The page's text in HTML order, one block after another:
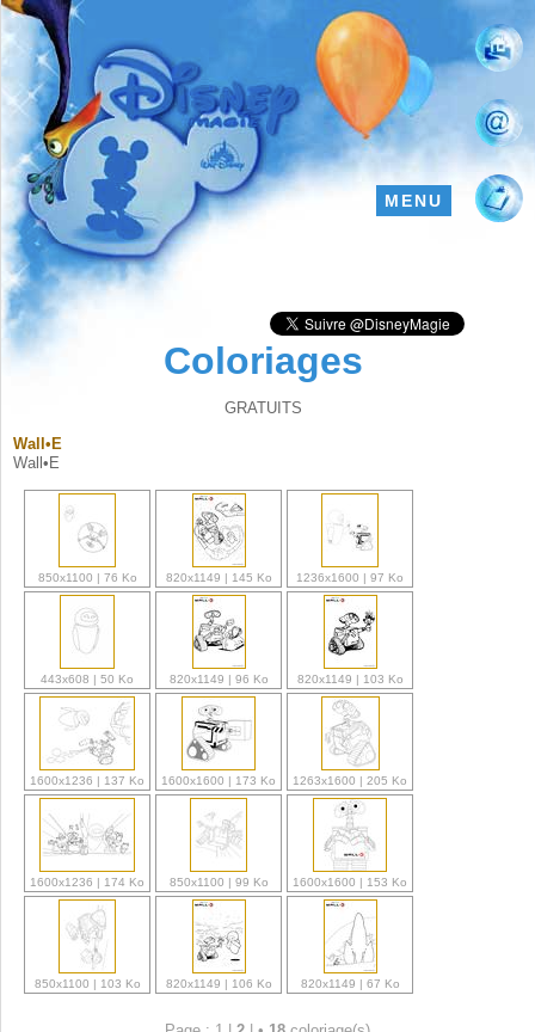
MENU
Coloriages
GRATUITS
Wall•E
Wall•E
850x1100 | 76 Ko 820x1149 | 145 Ko 1236x1600 | 97 Ko
443x608 | 50 Ko 820x1149 | 96 Ko 820x1149 | 103 Ko
1600x1236 | 137 Ko 1600x1600 | 173 Ko 1263x1600 | 205 Ko
1600x1236 | 174 Ko 850x1100 | 99 Ko 1600x1600 | 153 Ko
850x1100 | 103 Ko 820x1149 | 106 Ko 820x1149 | 67 Ko